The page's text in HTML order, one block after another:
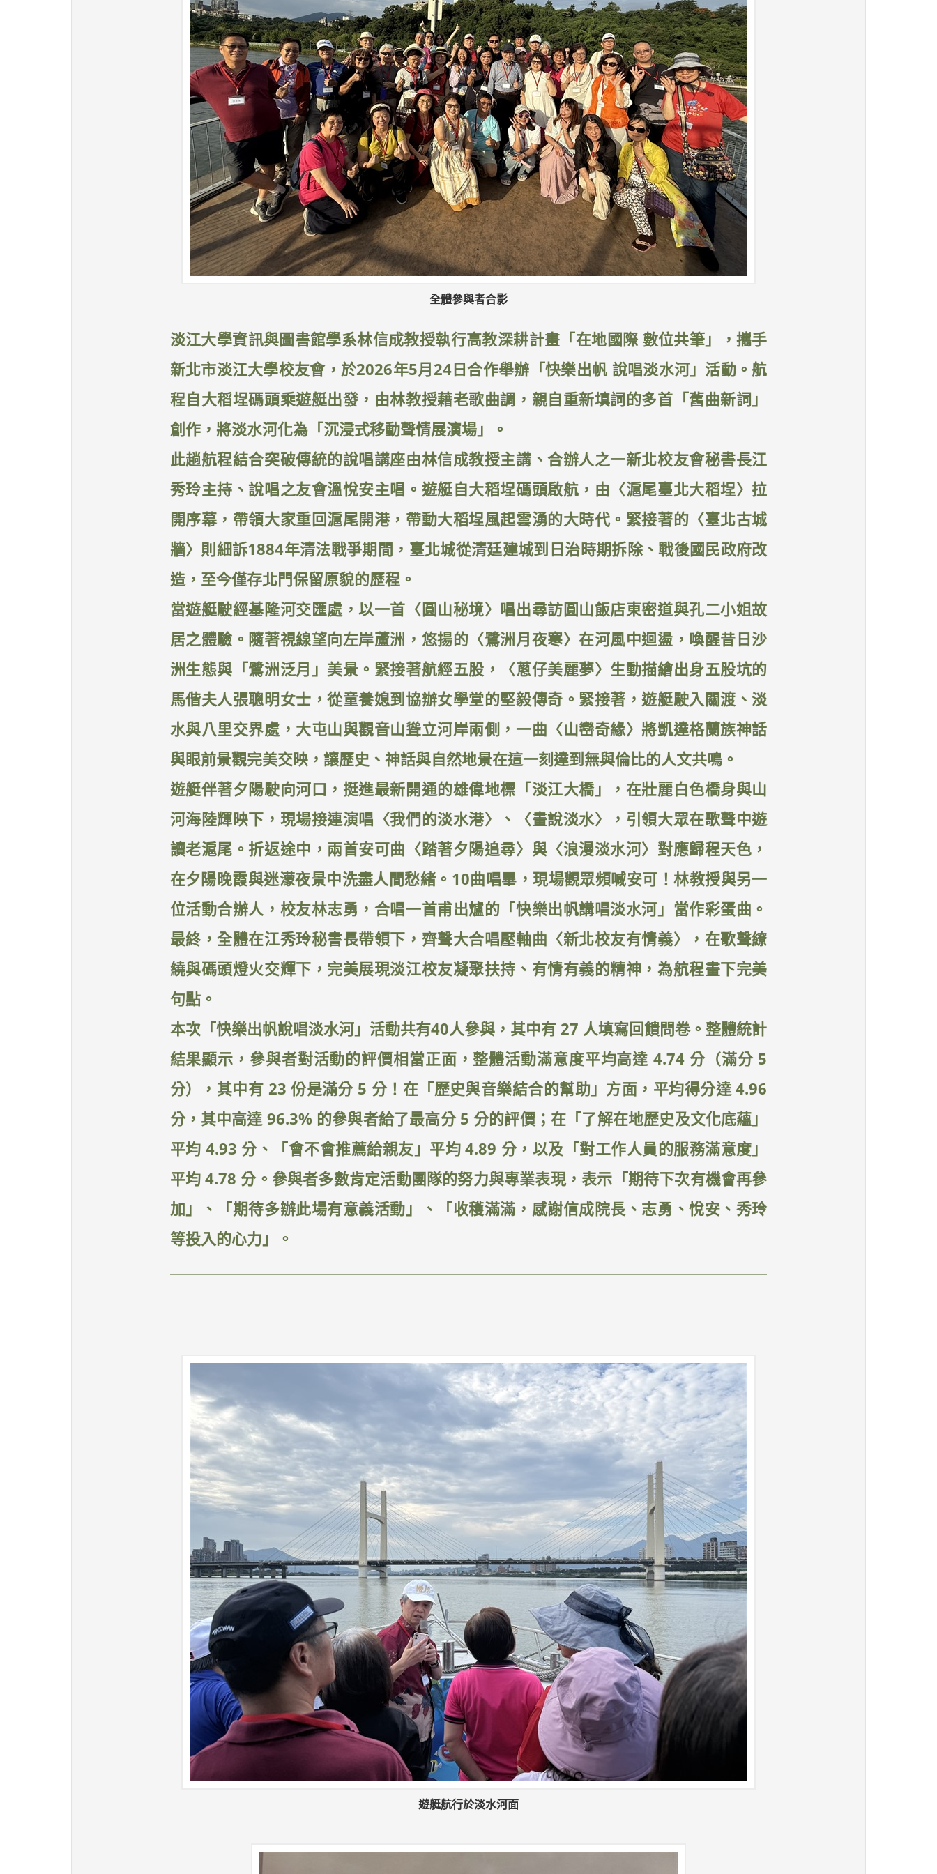
全體參與者合影
淡江大學資訊與圖書館學系林信成教授執行高教深耕計畫「在地國際 數位共筆」，攜手
新北市淡江大學校友會，於2026年5月24日合作舉辦「快樂出帆 說唱淡水河」活動。航
程自大稻埕碼頭乘遊艇出發，由林教授藉老歌曲調，親自重新填詞的多首「舊曲新詞」
創作，將淡水河化為「沉浸式移動聲情展演場」。
此趟航程結合突破傳統的說唱講座由林信成教授主講、合辦人之一新北校友會秘書長江
秀玲主持、說唱之友會溫悅安主唱。遊艇自大稻埕碼頭啟航，由〈滬尾臺北大稻埕〉拉
開序幕，帶領大家重回滬尾開港，帶動大稻埕風起雲湧的大時代。緊接著的〈臺北古城
牆〉則細訴1884年清法戰爭期間，臺北城從清廷建城到日治時期拆除、戰後國民政府改
造，至今僅存北門保留原貌的歷程。
當遊艇駛經基隆河交匯處，以一首〈圓山秘境〉唱出尋訪圓山飯店東密道與孔二小姐故
居之體驗。隨著視線望向左岸蘆洲，悠揚的〈鷺洲月夜寒〉在河風中迴盪，喚醒昔日沙
洲生態與「鷺洲泛月」美景。緊接著航經五股，〈蔥仔美麗夢〉生動描繪出身五股坑的
馬偕夫人張聰明女士，從童養媳到協辦女學堂的堅毅傳奇。緊接著，遊艇駛入關渡、淡
水與八里交界處，大屯山與觀音山聳立河岸兩側，一曲〈山巒奇緣〉將凱達格蘭族神話
與眼前景觀完美交映，讓歷史、神話與自然地景在這一刻達到無與倫比的人文共鳴。
遊艇伴著夕陽駛向河口，挺進最新開通的雄偉地標「淡江大橋」，在壯麗白色橋身與山
河海陸輝映下，現場接連演唱〈我們的淡水港〉、〈畫說淡水〉，引領大眾在歌聲中遊
讀老滬尾。折返途中，兩首安可曲〈踏著夕陽追尋〉與〈浪漫淡水河〉對應歸程天色，
在夕陽晚霞與迷濛夜景中洗盡人間愁緒。10曲唱畢，現場觀眾頻喊安可！林教授與另一
位活動合辦人，校友林志勇，合唱一首甫出爐的「快樂出帆講唱淡水河」當作彩蛋曲。
最終，全體在江秀玲秘書長帶領下，齊聲大合唱壓軸曲〈新北校友有情義〉，在歌聲繚
繞與碼頭燈火交輝下，完美展現淡江校友凝聚扶持、有情有義的精神，為航程畫下完美
句點。
本次「快樂出帆說唱淡水河」活動共有40人參與，其中有 27 人填寫回饋問卷。整體統計
結果顯示，參與者對活動的評價相當正面，整體活動滿意度平均高達 4.74 分（滿分 5
分），其中有 23 份是滿分 5 分！在「歷史與音樂結合的幫助」方面，平均得分達 4.96
分，其中高達 96.3% 的參與者給了最高分 5 分的評價；在「了解在地歷史及文化底蘊」
平均 4.93 分、「會不會推薦給親友」平均 4.89 分，以及「對工作人員的服務滿意度」
平均 4.78 分。參與者多數肯定活動團隊的努力與專業表現，表示「期待下次有機會再參
加」、「期待多辦此場有意義活動」、「收穫滿滿，感謝信成院長、志勇、悅安、秀玲
等投入的心力」。
遊艇航行於淡水河面